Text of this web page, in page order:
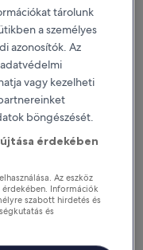
Center Pigeon Forge
Pigeon Forge
tárolunk
a személyes
azonosítók. Az
vagy kezelheti
böngészését.
érdekében
Az eszköz
érdekében. Információk
szabott hirdetés és
és